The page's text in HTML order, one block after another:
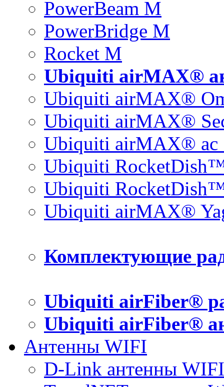
PowerBeam M
PowerBridge M
Rocket M
Ubiquiti airMAX®
Ubiquiti airMAX®
Ubiquiti airMAX®
Ubiquiti airMAX® ac
Ubiquiti
Ubiquiti
Ubiquiti airMAX®
Комплектующие
Ubiquiti airFiber®
Ubiquiti airFiber®
Антенны WIFI
D-Link антенны WIFI